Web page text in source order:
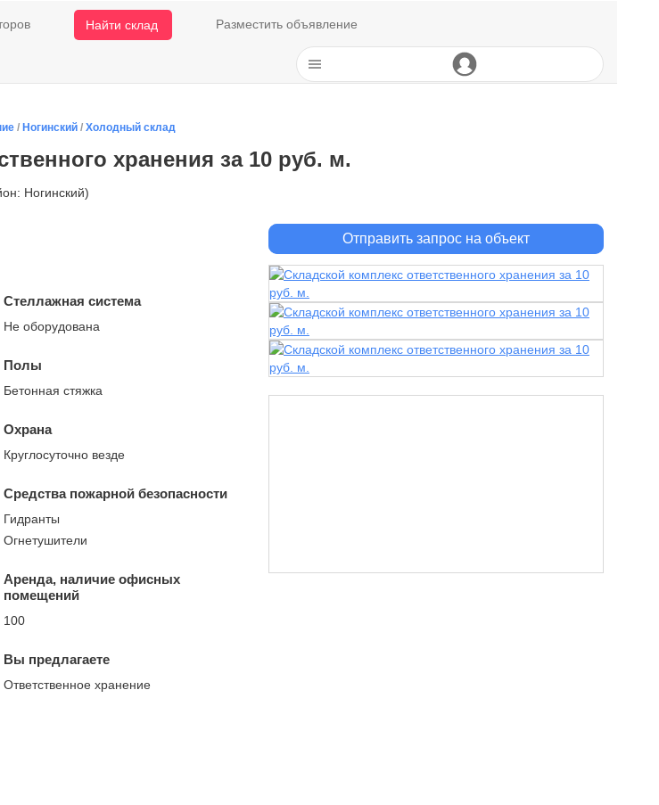
Найти склад Разместить объявление
/ Ногинский / Холодный склад
хранения за 10 руб. м.
Ногинский)
Отправить запрос на объект
Стеллажная система
Не оборудована
Полы
Бетонная стяжка
Охрана
Круглосуточно везде
Средства пожарной безопасности
Гидранты
Огнетушители
Аренда, наличие офисных
помещений
100
Вы предлагаете
Ответственное хранение